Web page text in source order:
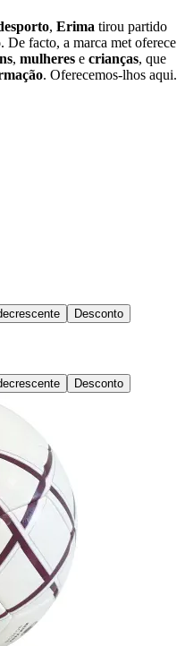
, Erima tirou partido
. De facto, a marca met oferece
, mulheres e crianças, que
. Oferecemos-lhos aqui.
Desconto
Desconto